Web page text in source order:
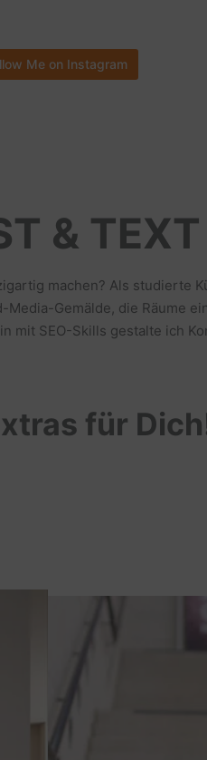
Me on Instagram
& TEXT
machen? Als studierte
Gemälde, die Räume
SEO-Skills gestalte ich
für